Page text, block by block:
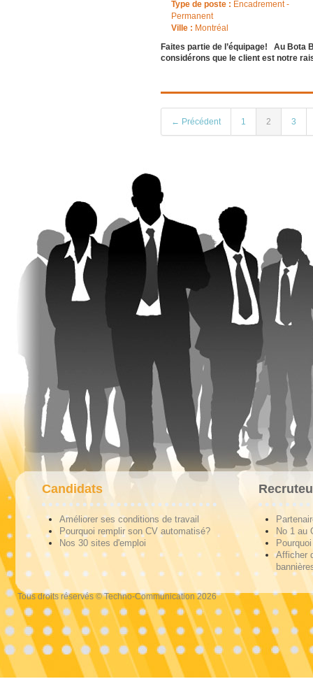
Type de poste : Encadrement -
Permanent
Ville : Montréal
Faites partie de l’équipage! Au Bota
considérons que le client est notre
← Précédent 1 2 3
Candidats
Améliorer ses conditions de travail
Pourquoi remplir son CV automatisé?
Nos 30 sites d'emploi
No 1 au
Afficher
Tous droits réservés © Techno-Communication 2026